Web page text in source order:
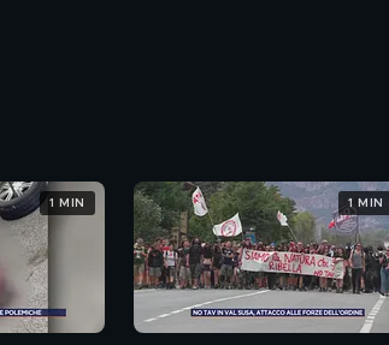
1 MIN 1 MIN